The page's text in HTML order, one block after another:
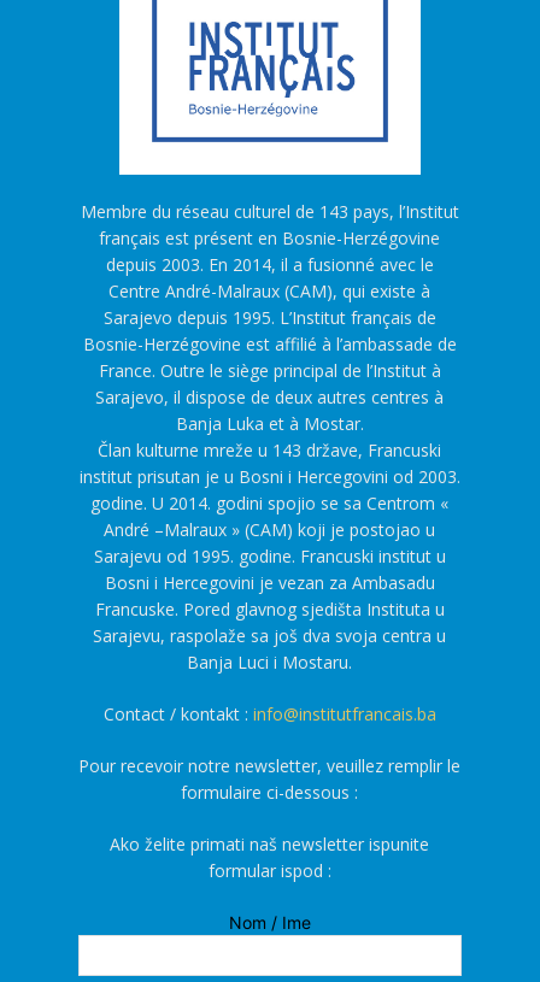
Membre du réseau culturel de 143 pays, l’Institut
français est présent en Bosnie-Herzégovine
depuis 2003. En 2014, il a fusionné avec le
Centre André-Malraux (CAM), qui existe à
Sarajevo depuis 1995. L’Institut français de
Bosnie-Herzégovine est affilié à l’ambassade de
France. Outre le siège principal de l’Institut à
Sarajevo, il dispose de deux autres centres à
Banja Luka et à Mostar.
Član kulturne mreže u 143 države, Francuski
institut prisutan je u Bosni i Hercegovini od 2003.
godine. U 2014. godini spojio se sa Centrom «
André –Malraux » (CAM) koji je postojao u
Sarajevu od 1995. godine. Francuski institut u
Bosni i Hercegovini je vezan za Ambasadu
Francuske. Pored glavnog sjedišta Instituta u
Sarajevu, raspolaže sa još dva svoja centra u
Banja Luci i Mostaru.
Contact / kontakt : info@institutfrancais.ba
Pour recevoir notre newsletter, veuillez remplir le
formulaire ci-dessous :
Ako želite primati naš newsletter ispunite
formular ispod :
Nom / Ime